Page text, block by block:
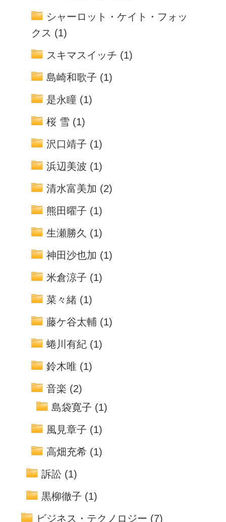
シャーロット・ケイト・フォッ
クス (1)
スキマスイッチ (1)
島崎和歌子 (1)
是永瞳 (1)
桜 雪 (1)
沢口靖子 (1)
浜辺美波 (1)
清水富美加 (2)
熊田曜子 (1)
生瀬勝久 (1)
神田沙也加 (1)
米倉涼子 (1)
菜々緒 (1)
藤ケ谷太輔 (1)
蜷川有紀 (1)
鈴木唯 (1)
音楽 (2)
島袋寛子 (1)
風見章子 (1)
高畑充希 (1)
訴訟 (1)
黒柳徹子 (1)
ビジネス・テクノロジー (7)